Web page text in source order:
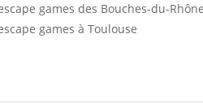
games des Bouches-du-Rhône
games à Toulouse